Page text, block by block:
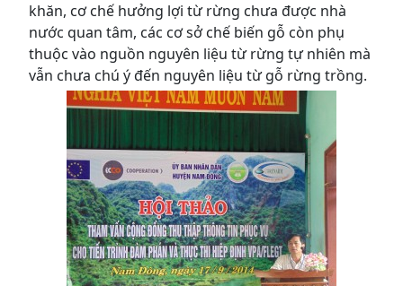
khăn, cơ chế hưởng lợi từ rừng chưa được nhà
nước quan tâm, các cơ sở chế biến gỗ còn phụ
thuộc vào nguồn nguyên liệu từ rừng tự nhiên mà
vẫn chưa chú ý đến nguyên liệu từ gỗ rừng trồng.